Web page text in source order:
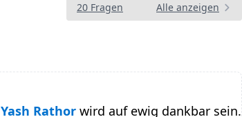
20 Fragen Alle anzeigen
Yash Rathor wird auf ewig dankbar sein.